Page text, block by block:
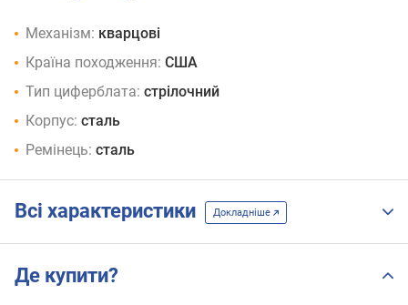
Механізм: кварцові
Країна походження: США
Тип циферблата: стрілочний
Корпус: сталь
Ремінець: сталь
Всі характеристики Докладніше
Де купити?